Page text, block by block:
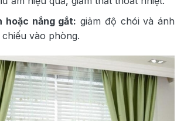
hoặc nắng gắt: giảm độ chói và ánh
vào phòng.